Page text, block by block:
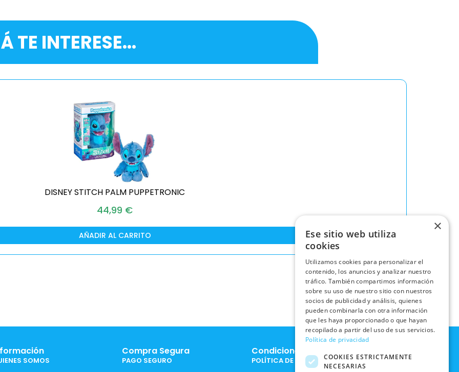
TE INTERESE...
DISNEY STITCH PALM PUPPETRONIC
44,99 €
AÑADIR AL CARRITO
SOMOS
Compra Segura
PAGO SEGURO
Condiciones Legales
POLÍTICA DE COOKIES
×
Ese sitio web utiliza
cookies
Utilizamos cookies para personalizar el
contenido, los anuncios y analizar nuestro
tráfico. También compartimos información
sobre su uso de nuestro sitio con nuestros
socios de publicidad y análisis, quienes
pueden combinarla con otra información
que les haya proporcionado o que hayan
recopilado a partir del uso de sus servicios.
Política de privacidad
COOKIES ESTRICTAMENTE
NECESARIAS